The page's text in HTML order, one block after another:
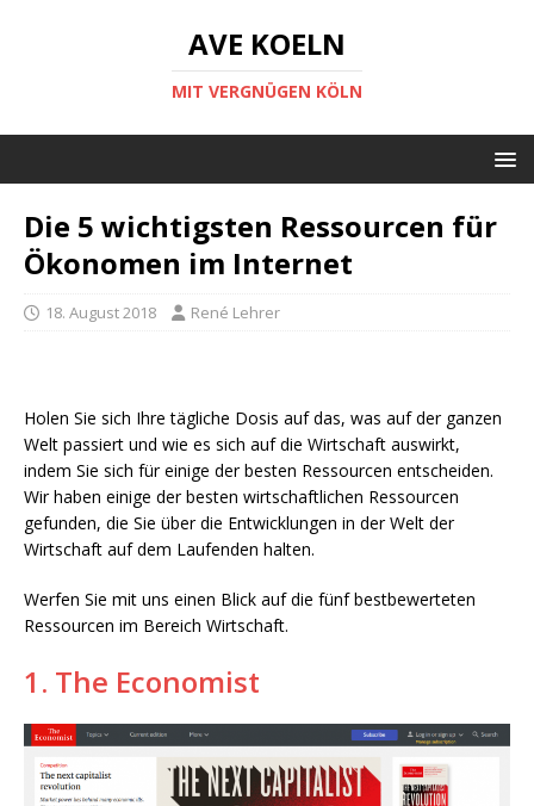
AVE KOELN
MIT VERGNÜGEN KÖLN
Die 5 wichtigsten Ressourcen für
Ökonomen im Internet
18. August 2018 René Lehrer
Holen Sie sich Ihre tägliche Dosis auf das, was auf der ganzen
Welt passiert und wie es sich auf die Wirtschaft auswirkt,
indem Sie sich für einige der besten Ressourcen entscheiden.
Wir haben einige der besten wirtschaftlichen Ressourcen
gefunden, die Sie über die Entwicklungen in der Welt der
Wirtschaft auf dem Laufenden halten.
Werfen Sie mit uns einen Blick auf die fünf bestbewerteten
Ressourcen im Bereich Wirtschaft.
1. The Economist